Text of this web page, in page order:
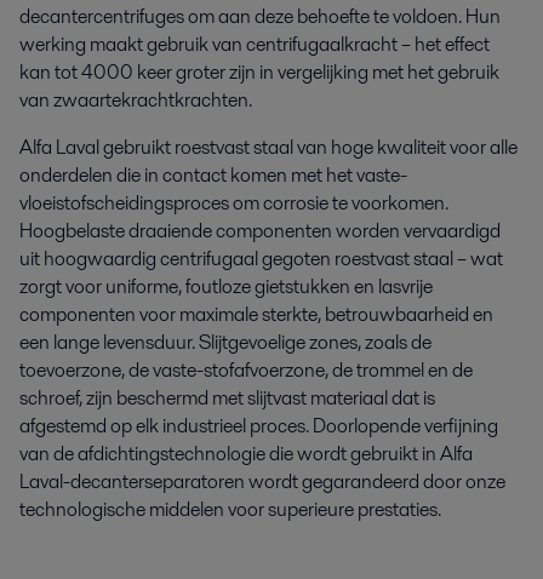
decantercentrifuges om aan deze behoefte te voldoen. Hun
werking maakt gebruik van centrifugaalkracht – het effect
kan tot 4000 keer groter zijn in vergelijking met het gebruik
van zwaartekrachtkrachten.
Alfa Laval gebruikt roestvast staal van hoge kwaliteit voor alle
onderdelen die in contact komen met het vaste-
vloeistofscheidingsproces om corrosie te voorkomen.
Hoogbelaste draaiende componenten worden vervaardigd
uit hoogwaardig centrifugaal gegoten roestvast staal – wat
zorgt voor uniforme, foutloze gietstukken en lasvrije
componenten voor maximale sterkte, betrouwbaarheid en
een lange levensduur. Slijtgevoelige zones, zoals de
toevoerzone, de vaste-stofafvoerzone, de trommel en de
schroef, zijn beschermd met slijtvast materiaal dat is
afgestemd op elk industrieel proces. Doorlopende verfijning
van de afdichtingstechnologie die wordt gebruikt in Alfa
Laval-decanterseparatoren wordt gegarandeerd door onze
technologische middelen voor superieure prestaties.